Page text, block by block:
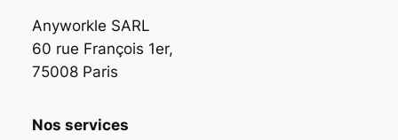
Anyworkle SARL
60 rue François 1er,
75008 Paris
Nos services